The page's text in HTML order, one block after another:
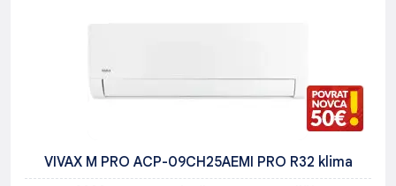
VIVAX M PRO ACP-09CH25AEMI PRO R32 klima